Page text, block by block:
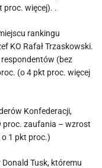
proc. więcej). .
rankingu
KO Rafał Trzaskowski.
(bez
(o 4 pkt proc. więcej
Konfederacji,
proc. zaufania – wzrost
1 pkt proc.)
Tusk, któremu